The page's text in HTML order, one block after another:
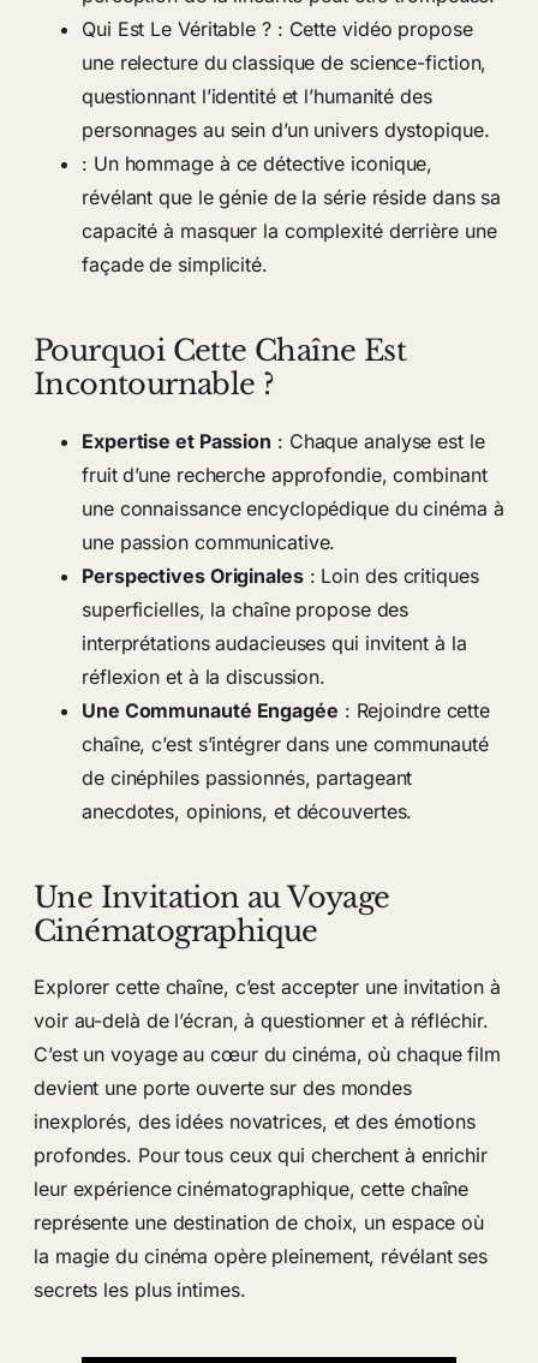
Qui Est Le Véritable ? : Cette vidéo propose
une relecture du classique de science-fiction,
questionnant l’identité et l’humanité des
personnages au sein d’un univers dystopique.
: Un hommage à ce détective iconique,
révélant que le génie de la série réside dans sa
capacité à masquer la complexité derrière une
façade de simplicité.
Pourquoi Cette Chaîne Est
Incontournable ?
Expertise et Passion : Chaque analyse est le
fruit d’une recherche approfondie, combinant
une connaissance encyclopédique du cinéma à
une passion communicative.
Perspectives Originales: Loin des critiques
superficielles, la chaîne propose des
interprétations audacieuses qui invitent à la
réflexion et à la discussion.
Une Communauté Engagée : Rejoindre cette
chaîne, c’est s’intégrer dans une communauté
de cinéphiles passionnés, partageant
anecdotes, opinions, et découvertes.
Une Invitation au Voyage
Cinématographique
Explorer cette chaîne, c’est accepter une invitation à
voir au-delà de l’écran, à questionner et à réfléchir.
C’est un voyage au cœur du cinéma, où chaque film
devient une porte ouverte sur des mondes
inexplorés, des idées novatrices, et des émotions
profondes. Pour tous ceux qui cherchent à enrichir
leur expérience cinématographique, cette chaîne
représente une destination de choix, un espace où
la magie du cinéma opère pleinement, révélant ses
secrets les plus intimes.